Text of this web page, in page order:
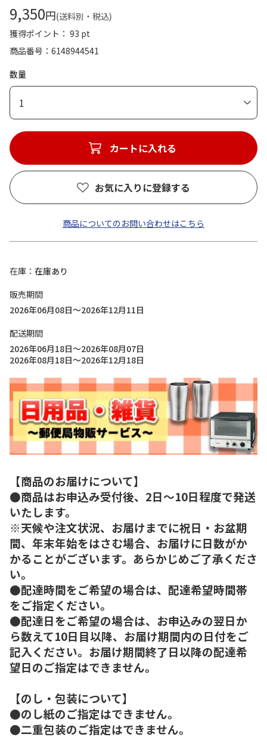
9,350円(送料別・税込)
獲得ポイント： 93 pt
商品番号
6148944541
数量
1
カートに入れる
お気に入りに登録する
商品についてのお問い合わせはこちら
在庫
在庫あり
販売期間
2026年06月08日～2026年12月11日
配送期間
2026年06月18日～2026年08月07日
2026年08月18日～2026年12月18日
【商品のお届けについて】
●商品はお申込み受付後、2日～10日程度で発送
いたします。
※天候や注文状況、お届けまでに祝日・お盆期
間、年末年始をはさむ場合、お届けに日数がか
かることがございます。あらかじめご了承くださ
い。
●配達時間をご希望の場合は、配達希望時間帯
をご指定ください。
●配達日をご希望の場合は、お申込みの翌日か
ら数えて10日目以降、お届け期間内の日付をご
記入ください。お届け期間終了日以降の配達希
望日のご指定はできません。
【のし・包装について】
●のし紙のご指定はできません。
●二重包装のご指定はできません。